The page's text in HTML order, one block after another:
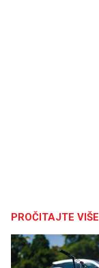
PROČITAJTE VIŠE